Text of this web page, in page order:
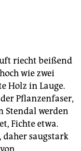
den
den
Autobahn. Es
sind zu finden
riecht beißend
wie zwei
Holz in Lauge.
Pflanzenfaser,
Stendal werden
Fichte etwa.
daher saugstark